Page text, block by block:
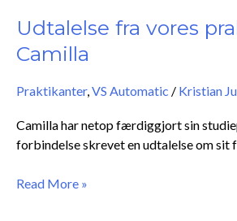
Udtalelse fra vores
Camilla
Praktikanter, VS Automatic / Kristian
Camilla har netop færdiggjort sin
forbindelse skrevet en udtalelse om sit
vores
Camilla
Read More »